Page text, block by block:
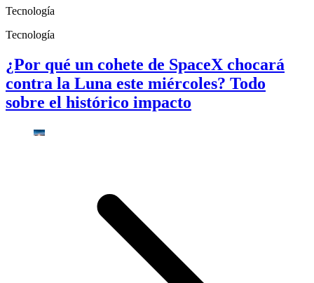
Tecnología
Tecnología
¿Por qué un cohete de SpaceX chocará
contra la Luna este miércoles? Todo
sobre el histórico impacto